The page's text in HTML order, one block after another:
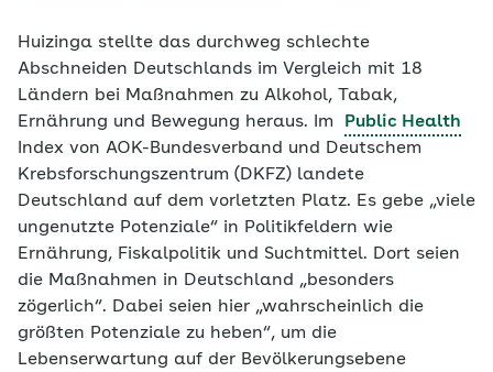
Huizinga stellte das durchweg schlechte
Abschneiden Deutschlands im Vergleich mit 18
Ländern bei Maßnahmen zu Alkohol, Tabak,
Ernährung und Bewegung heraus. Im
Public Health
Index von AOK-Bundesverband und Deutschem
Krebsforschungszentrum (DKFZ) landete
Deutschland auf dem vorletzten Platz. Es gebe „viele
ungenutzte Potenziale“ in Politikfeldern wie
Ernährung, Fiskalpolitik und Suchtmittel. Dort seien
die Maßnahmen in Deutschland „besonders
zögerlich“. Dabei seien hier „wahrscheinlich die
größten Potenziale zu heben“, um die
Lebenserwartung auf der Bevölkerungsebene